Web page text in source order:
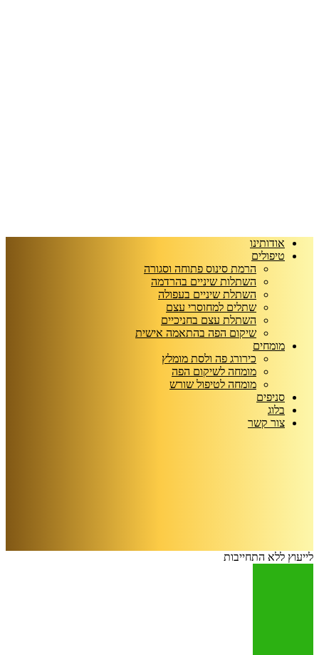
אודותינו
טיפולים
הרמת סינוס פתוחה וסגורה
השתלות שיניים בהרדמה
השתלת שיניים בעפולה
שתלים למחוסרי עצם
השתלת עצם בחניכיים
שיקום הפה בהתאמה אישית
מומחים
כירורג פה ולסת מומלץ
מומחה לשיקום הפה
מומחה לטיפול שורש
סניפים
בלוג
צור קשר
לייעוץ ללא התחייבות